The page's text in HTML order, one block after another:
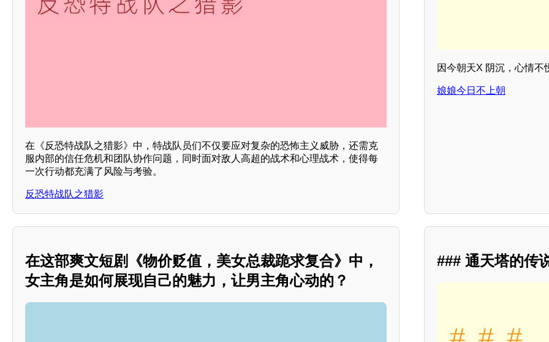
在《反恐特战队之猎影》中，特战队员们不仅要应对复杂的恐怖主义威胁，还需克
服内部的信任危机和团队协作问题，同时面对敌人高超的战术和心理战术，使得每
一次行动都充满了风险与考验。
反恐特战队之猎影
因今朝天X 阴沉，心情不
娘娘今日不上朝
在这部爽文短剧《物价贬值，美女总裁跪求复合》中，
女主角是如何展现自己的魅力，让男主角心动的？
### 通天塔的传